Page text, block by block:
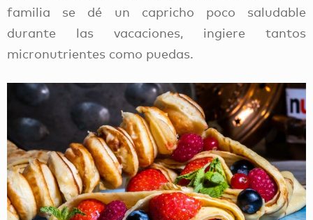
familia se dé un capricho poco saludable
durante las vacaciones, ingiere tantos
micronutrientes como puedas.